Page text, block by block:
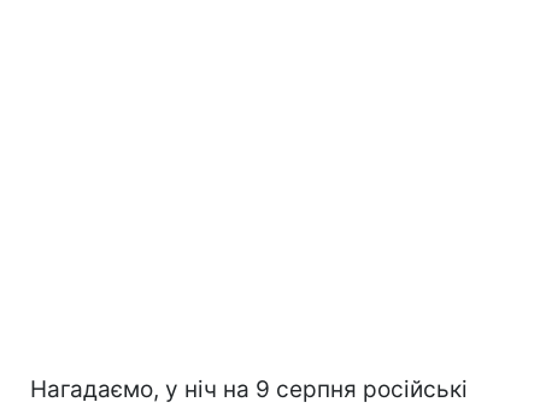
Нагадаємо, у ніч на 9 серпня російські